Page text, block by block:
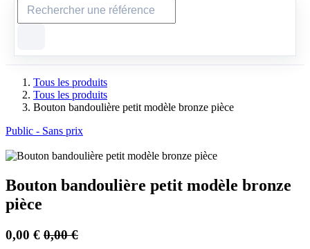
Tous les produits
Tous les produits
Bouton bandoulière petit modèle bronze pièce
Public - Sans prix
Bouton bandoulière petit modèle bronze
pièce
0,00 € 0,00€